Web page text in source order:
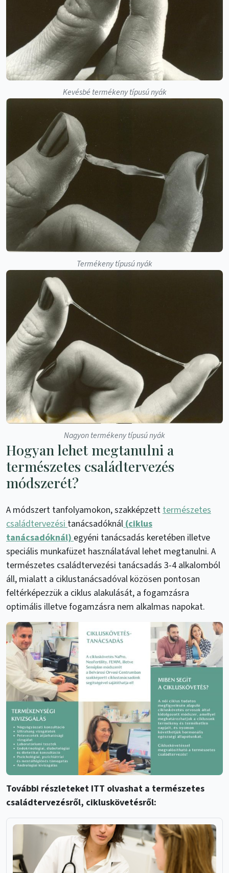
Kevésbé termékeny típusú nyák
Termékeny típusú nyák
Nagyon termékeny típusú nyák
Hogyan lehet megtanulni a
természetes családtervezés
módszerét?
A módszert tanfolyamokon, szakképzett természetes
családtervezési tanácsadóknál (ciklus
tanácsadóknál) egyéni tanácsadás keretében illetve
speciális munkafüzet használatával lehet megtanulni. A
természetes családtervezési tanácsadás 3-4 alkalomból
áll, mialatt a ciklustanácsadóval közösen pontosan
feltérképezzük a ciklus alakulását, a fogamzásra
optimális illetve fogamzásra nem alkalmas napokat.
További részleteket ITT olvashat a természetes
családtervezésről, cikluskövetésről: